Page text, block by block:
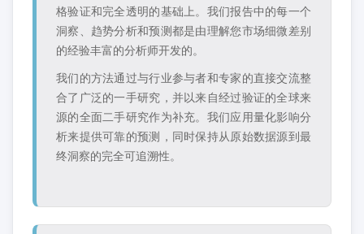
格验证和完全透明的基础上。我们报告中的每一个
洞察、趋势分析和预测都是由理解您市场细微差别
的经验丰富的分析师开发的。
我们的方法通过与行业参与者和专家的直接交流整
合了广泛的一手研究，并以来自经过验证的全球来
源的全面二手研究作为补充。我们应用量化影响分
析来提供可靠的预测，同时保持从原始数据源到最
终洞察的完全可追溯性。